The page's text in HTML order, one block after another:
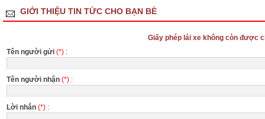
GIỚI THIỆU TIN TỨC CHO BẠN BÈ
Giấy phép lái xe không còn được
Tên người gửi (*) :
Tên người nhận (*) :
Lời nhắn (*) :